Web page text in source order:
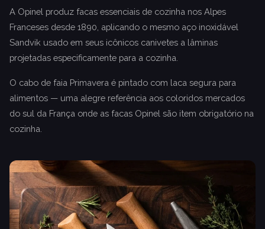
A Opinel produz facas essenciais de cozinha nos Alpes
Franceses desde 1890, aplicando o mesmo aço inoxidável
Sandvik usado em seus icônicos canivetes a lâminas
projetadas especificamente para a cozinha.
O cabo de faia Primavera é pintado com laca segura para
alimentos — uma alegre referência aos coloridos mercados
do sul da França onde as facas Opinel são item obrigatório na
cozinha.